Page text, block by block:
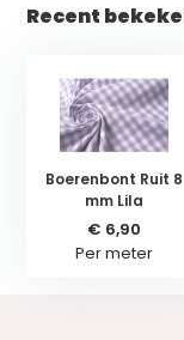
Recent
Boerenbont Ruit 8
mm Lila
€ 6,90
Per meter